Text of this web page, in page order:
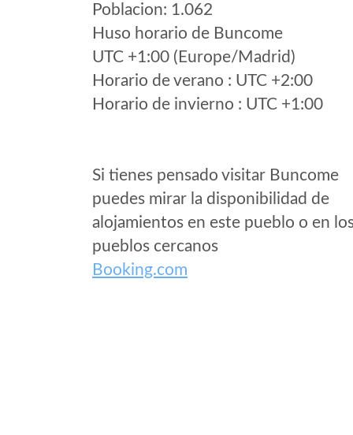
Poblacion: 1.062
Huso horario de Buncome
UTC +1:00 (Europe/Madrid)
Horario de verano : UTC +2:00
Horario de invierno : UTC +1:00
Si tienes pensado visitar Buncome
puedes mirar la disponibilidad de
alojamientos en este pueblo o en
pueblos cercanos
Booking.com